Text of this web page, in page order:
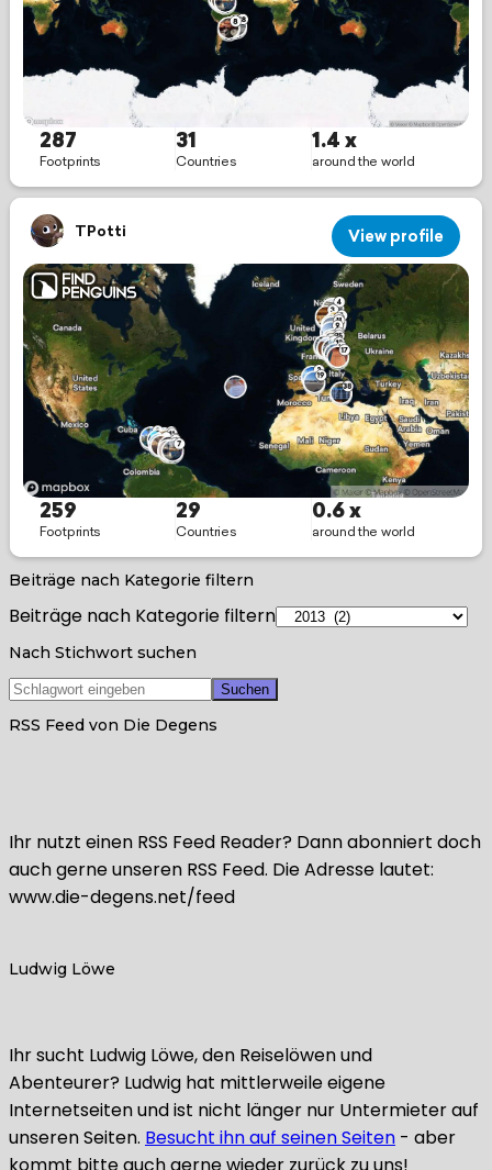
Beiträge nach Kategorie filtern
Beiträge nach Kategorie filtern
Nach Stichwort suchen
RSS Feed von Die Degens
Ihr nutzt einen RSS Feed Reader? Dann abonniert doch
auch gerne unseren RSS Feed. Die Adresse lautet:
www.die-degens.net/feed
Ludwig Löwe
Ihr sucht Ludwig Löwe, den Reiselöwen und
Abenteurer? Ludwig hat mittlerweile eigene
Internetseiten und ist nicht länger nur Untermieter auf
unseren Seiten. Besucht ihn auf seinen Seiten - aber
kommt bitte auch gerne wieder zurück zu uns!